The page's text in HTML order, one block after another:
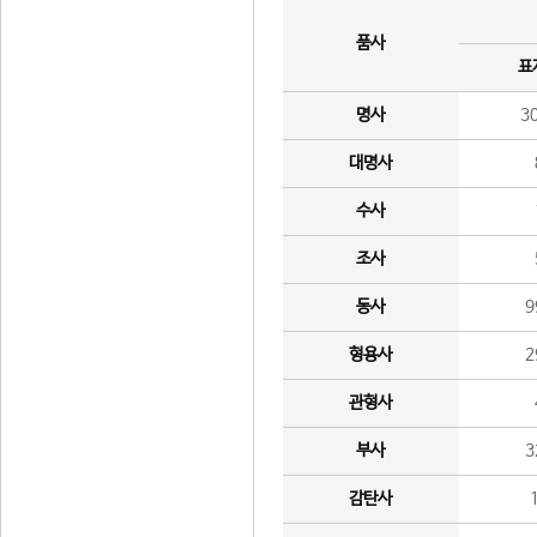
품사
표
명사
대명사
수사
조사
동사
형용사
관형사
부사
감탄사